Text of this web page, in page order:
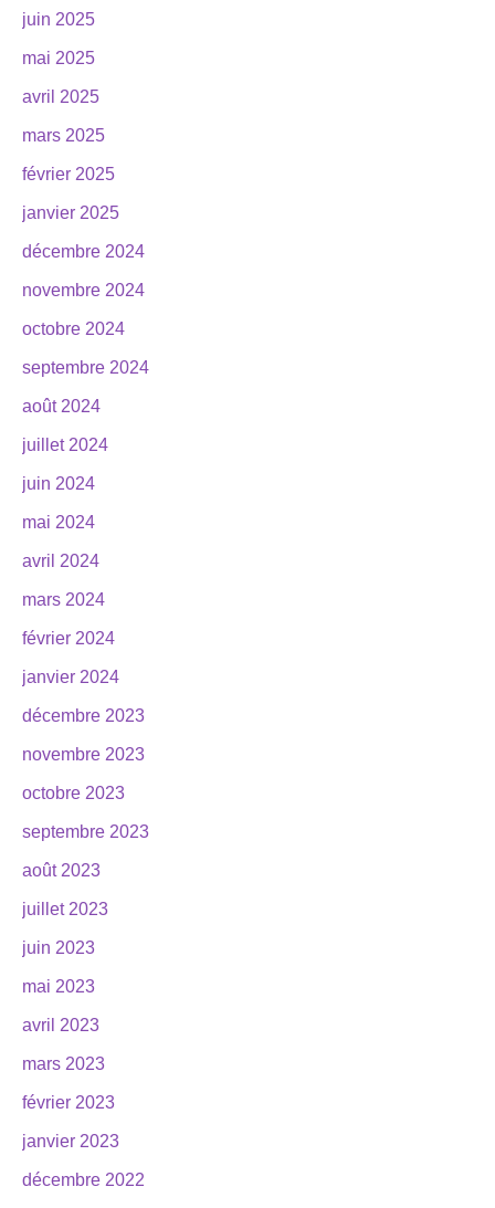
juin 2025
mai 2025
avril 2025
mars 2025
février 2025
janvier 2025
décembre 2024
novembre 2024
octobre 2024
septembre 2024
août 2024
juillet 2024
juin 2024
mai 2024
avril 2024
mars 2024
février 2024
janvier 2024
décembre 2023
novembre 2023
octobre 2023
septembre 2023
août 2023
juillet 2023
juin 2023
mai 2023
avril 2023
mars 2023
février 2023
janvier 2023
décembre 2022